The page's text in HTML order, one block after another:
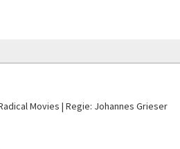
Movies Regie: Johannes Grieser